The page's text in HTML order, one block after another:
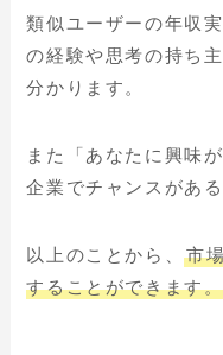
類似ユーザーの年収
の経験や思考の持ち
分かります。
また「あなたに興味
企業でチャンスがあ
以上のことから、市
することができます。